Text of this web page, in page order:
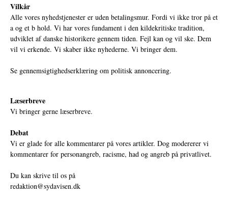
Vilkår
Alle vores nyhedstjenester er uden betalingsmur. Fordi vi ikke tror på et
a og et b hold. Vi har vores fundament i den kildekritiske tradition,
udviklet af danske historikere gennem tiden. Fejl kan og vil ske. Dem
vil vi erkende. Vi skaber ikke nyhederne. Vi bringer dem.
Se gennemsigtighedserklæring om politisk annoncering.
Læserbreve
Vi bringer gerne læserbreve.
Debat
Vi er glade for alle kommentarer på vores artikler. Dog modererer vi
kommentarer for personangreb, racisme, had og angreb på privatlivet.
Du kan skrive til os på
redaktion@sydavisen.dk